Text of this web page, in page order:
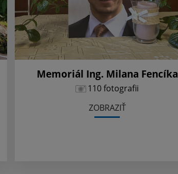
Memoriál Ing. Milana Fencíka
110 fotografii
ZOBRAZIŤ